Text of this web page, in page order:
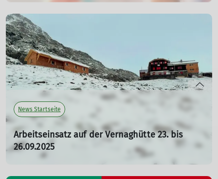
Tolle Angebote und Rabatte zur Black Week im
Kletterzentrum.
mehr erfahren
News Startseite
Arbeitseinsatz auf der Vernaghütte 23. bis
26.09.2025
Trotz widriger Wetterlage fand vom 23.bis 26. September